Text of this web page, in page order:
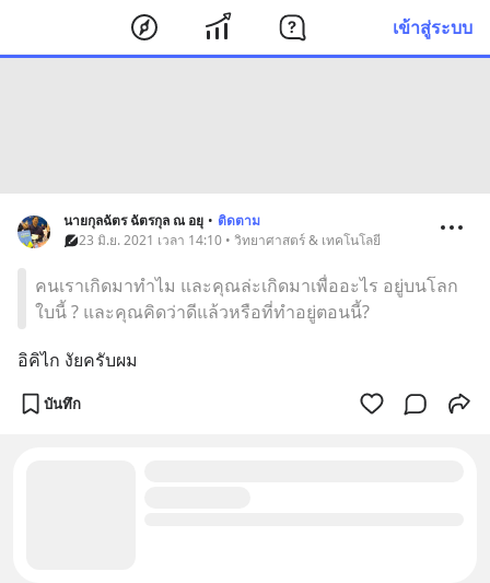
เข้าสู่ระบบ
นายกุลฉัตร ฉัตรกุล ณ อยุ • ติดตาม
23 มิ.ย. 2021 เวลา 14:10 • วิทยาศาสตร์ & เทคโนโลยี
คนเราเกิดมาทำไม และคุณล่ะเกิดมาเพื่ออะไร อยู่บนโลก
ใบนี้ ? และคุณคิดว่าดีแล้วหรือที่ทำอยู่ตอนนี้?
อิคิไก งัยครับผม
บันทึก